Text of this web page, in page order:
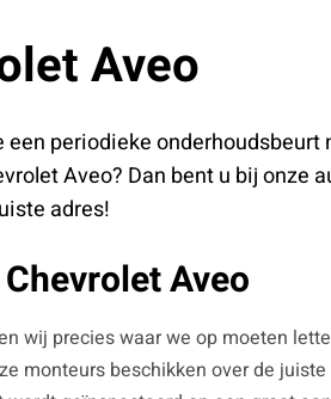
Aveo
periodieke onderhoudsbeurt
Aveo? Dan bent u bij onze
adres!
Aveo
wij precies waar we op moeten
monteurs beschikken over de